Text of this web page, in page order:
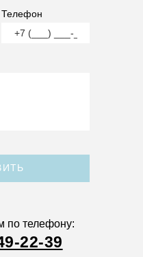
Телефон
по телефону:
22-39